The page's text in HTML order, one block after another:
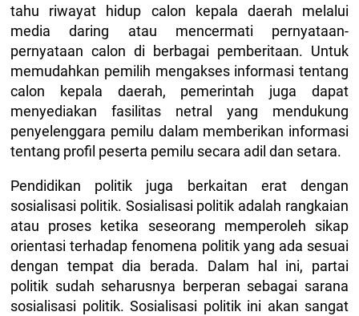
tahu riwayat hidup calon kepala daerah melalui
media daring atau mencermati pernyataan-
pernyataan calon di berbagai pemberitaan. Untuk
memudahkan pemilih mengakses informasi tentang
calon kepala daerah, pemerintah juga dapat
menyediakan fasilitas netral yang mendukung
penyelenggara pemilu dalam memberikan informasi
tentang profil peserta pemilu secara adil dan setara.
Pendidikan politik juga berkaitan erat dengan
sosialisasi politik. Sosialisasi politik adalah rangkaian
atau proses ketika seseorang memperoleh sikap
orientasi terhadap fenomena politik yang ada sesuai
dengan tempat dia berada. Dalam hal ini, partai
politik sudah seharusnya berperan sebagai sarana
sosialisasi politik. Sosialisasi politik ini akan sangat